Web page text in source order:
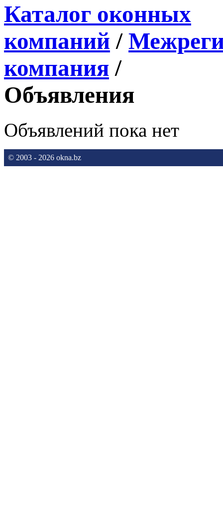
Каталог оконных
компаний /
компания /
Объявления
Объявлений пока нет
© 2003 - 2026 okna.bz